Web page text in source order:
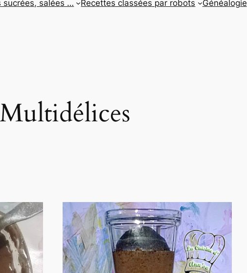
sucrées, salées … Recettes classées par robots Généalogie
Multidélices